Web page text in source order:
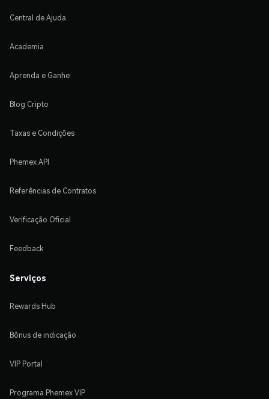
Central de Ajuda
Academia
Aprenda e Ganhe
Blog Cripto
Taxas e Condições
Phemex API
Referências de Contratos
Verificação Oficial
Feedback
Serviços
Rewards Hub
Bônus de indicação
VIP Portal
Programa Phemex VIP